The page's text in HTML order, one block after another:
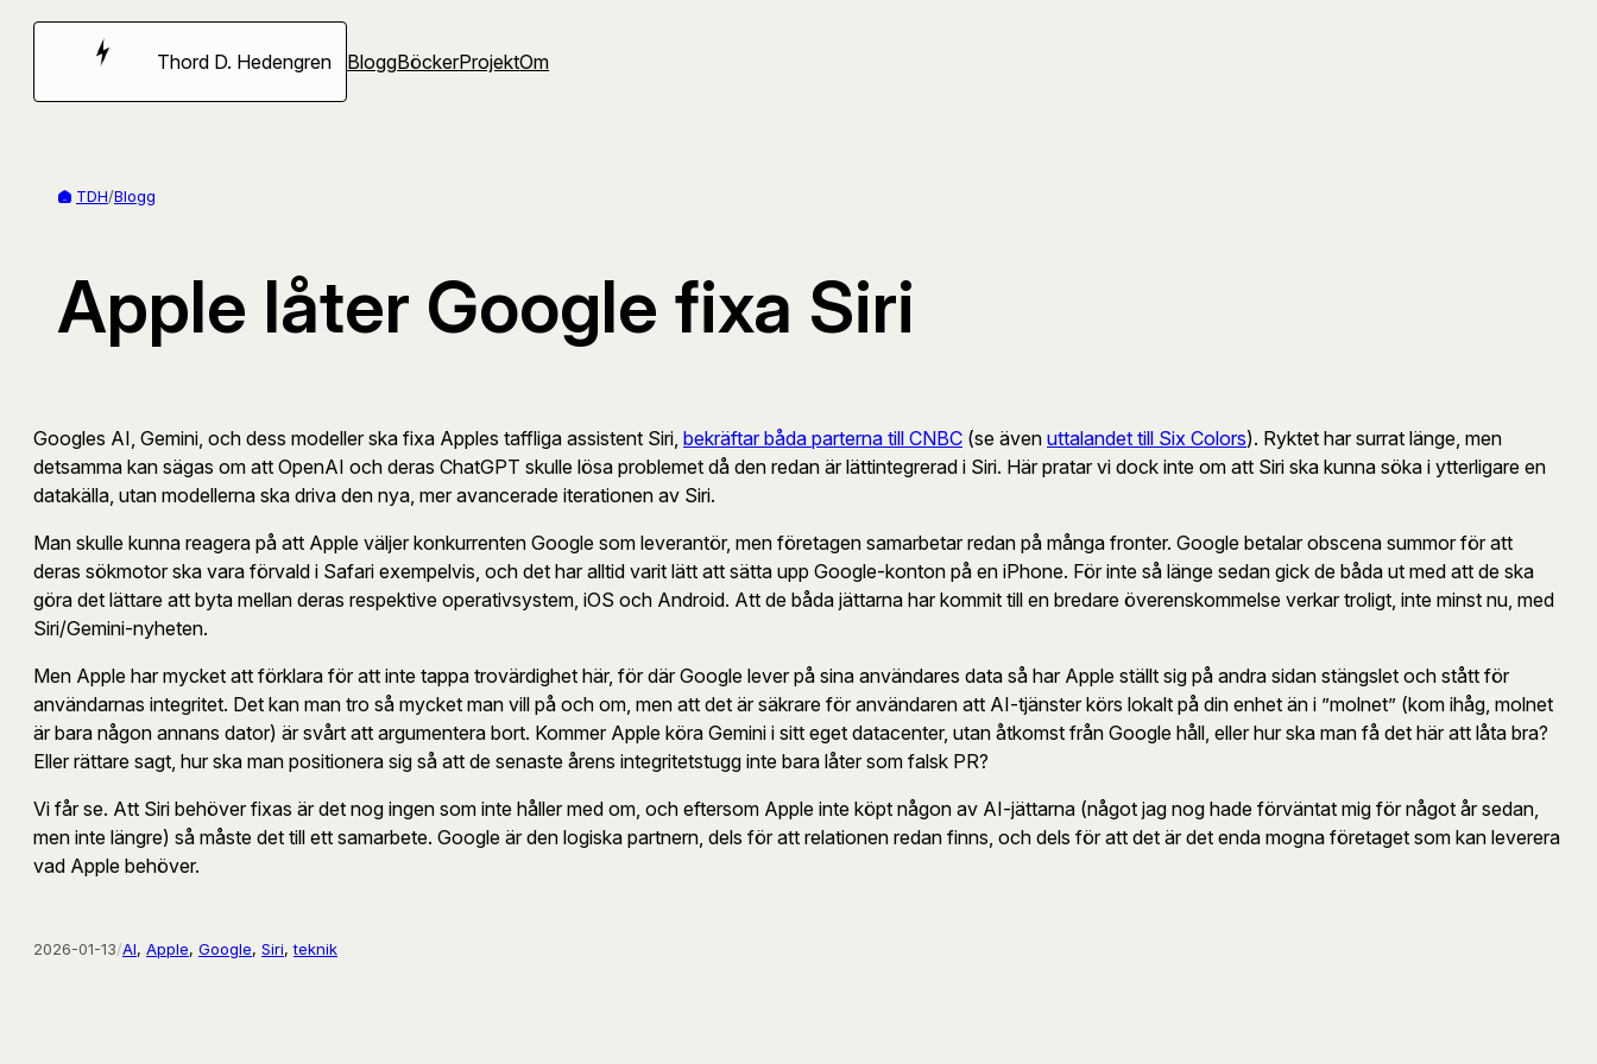
Hoppa
Thord D. Hedengren BloggBöckerProjektOm
TDH/Blogg
Apple låter Google fixa Siri
Googles AI, Gemini, och dess modeller ska fixa Apples taffliga assistent Siri, bekräftar båda parterna till CNBC (se även uttalandet till Six Colors). Ryktet har surrat länge, men
detsamma kan sägas om att OpenAI och deras ChatGPT skulle lösa problemet då den redan är lättintegrerad i Siri. Här pratar vi dock inte om att Siri ska kunna söka i ytterligare en
datakälla, utan modellerna ska driva den nya, mer avancerade iterationen av Siri.
Man skulle kunna reagera på att Apple väljer konkurrenten Google som leverantör, men företagen samarbetar redan på många fronter. Google betalar obscena summor för att
deras sökmotor ska vara förvald i Safari exempelvis, och det har alltid varit lätt att sätta upp Google-konton på en iPhone. För inte så länge sedan gick de båda ut med att de ska
göra det lättare att byta mellan deras respektive operativsystem, iOS och Android. Att de båda jättarna har kommit till en bredare överenskommelse verkar troligt, inte minst nu, med
Siri/Gemini-nyheten.
Men Apple har mycket att förklara för att inte tappa trovärdighet här, för där Google lever på sina användares data så har Apple ställt sig på andra sidan stängslet och stått för
användarnas integritet. Det kan man tro så mycket man vill på och om, men att det är säkrare för användaren att AI-tjänster körs lokalt på din enhet än i ”molnet” (kom ihåg, molnet
är bara någon annans dator) är svårt att argumentera bort. Kommer Apple köra Gemini i sitt eget datacenter, utan åtkomst från Google håll, eller hur ska man få det här att låta bra?
Eller rättare sagt, hur ska man positionera sig så att de senaste årens integritetstugg inte bara låter som falsk PR?
Vi får se. Att Siri behöver fixas är det nog ingen som inte håller med om, och eftersom Apple inte köpt någon av AI-jättarna (något jag nog hade förväntat mig för något år sedan,
men inte längre) så måste det till ett samarbete. Google är den logiska partnern, dels för att relationen redan finns, och dels för att det är det enda mogna företaget som kan leverera
vad Apple behöver.
2026-01-13/AI, Apple, Google, Siri, teknik